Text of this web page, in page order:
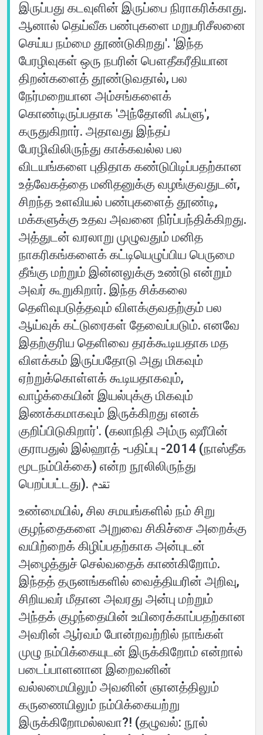
இருப்பது கடவுளின் இருப்பை நிராகரிக்காது.
ஆனால் தெய்வீக பண்புகளை மறுபரிசீலனை
செய்ய நம்மை தூண்டுகிறது'. 'இந்த
பேரழிவுகள் ஒரு நபரின் பௌதீகரீதியான
திறன்களைத் தூண்டுவதால், பல
நேர்மறையான அம்சங்களைக்
கொண்டிருப்பதாக 'அந்தோனி ஃப்ளு',
கருதுகிறார். அதாவது இந்தப்
பேரழிவிலிருந்து காக்கவல்ல பல
விடயங்களை புதிதாக கண்டுபிடிப்பதற்கான
உத்வேகத்தை மனிதனுக்கு வழங்குவதுடன்,
சிறந்த உளவியல் பண்புகளைத் தூண்டி,
மக்களுக்கு உதவ அவனை நிர்ப்பந்திக்கிறது.
அத்துடன் வரலாறு முழுவதும் மனித
நாகரிகங்களைக் கட்டியெழுப்பிய பெருமை
தீங்கு மற்றும் இன்னலுக்கு உண்டு என்றும்
அவர் கூறுகிறார். இந்த சிக்கலை
தெளிவுபடுத்தவும் விளக்குவதற்கும் பல
ஆய்வுக் கட்டுரைகள் தேவைப்படும். எனவே
இதற்குரிய தெளிவை தரக்கூடியதாக மத
விளக்கம் இருப்பதோடு அது மிகவும்
ஏற்றுக்கொள்ளக் கூடியதாகவும்,
வாழ்க்கையின் இயல்புக்கு மிகவும்
இணக்கமாகவும் இருக்கிறது எனக்
குறிப்பிடுகிறார்'. (கலாநிதி அம்ரு ஷரீபின்
குராபதுல் இல்ஹாத் -பதிப்பு -2014 (நாஸ்தீக
மூடநம்பிக்கை) என்ற நூலிலிருந்து
பெறப்பட்டது). تقدم
உண்மையில், சில சமயங்களில் நம் சிறு
குழந்தைகளை அறுவை சிகிச்சை அறைக்கு
வயிற்றைக் கிழிப்பதற்காக அன்புடன்
அழைத்துச் செல்வதைக் காண்கிறோம்.
இந்தத் தருனங்களில் வைத்தியரின் அறிவு,
சிறியவர் மீதான அவரது அன்பு மற்றும்
அந்தக் குழந்தையின் உயிரைக்காப்பதற்கான
அவரின் ஆர்வம் போன்றவற்றில் நாங்கள்
முழு நம்பிக்கையுடன் இருக்கிறோம் என்றால்
படைப்பாளனான இறைவனின்
வல்லமையிலும் அவனின் ஞானத்திலும்
கருணையிலும் நம்பிக்கையற்று
இருக்கிறோமல்லவா?! (தழுவல்: நூல்